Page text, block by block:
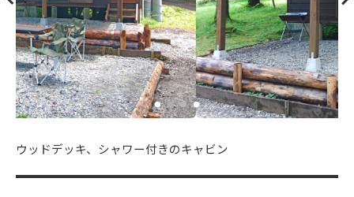
ウッドデッキ、シャワー付きのキャビン